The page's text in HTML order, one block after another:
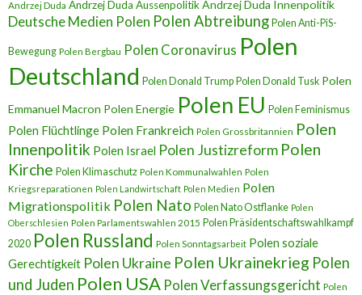
Andrzej Duda Andrzej Duda AussenpolitikAndrzej Duda Innenpolitik
Deutsche Medien Polen Polen Abtreibung Polen Anti-PiS-
Bewegung Polen Bergbau Polen Coronavirus Polen
Deutschland Polen Donald Trump Polen Donald Tusk Polen
Emmanuel Macron Polen Energie Polen EU Polen Feminismus
Polen Flüchtlinge Polen Frankreich Polen Grossbritannien Polen
Innenpolitik Polen Israel Polen Justizreform Polen
Kirche Polen Klimaschutz Polen Kommunalwahlen Polen
Kriegsreparationen Polen Landwirtschaft Polen Medien Polen
Migrationspolitik Polen Nato Polen Nato Ostflanke Polen
Oberschlesien Polen Parlamentswahlen 2015 Polen Präsidentschaftswahlkampf
2020 Polen Russland Polen Sonntagsarbeit Polen soziale
Gerechtigkeit Polen Ukraine Polen Ukrainekrieg Polen
und Juden Polen USA Polen Verfassungsgericht Polen